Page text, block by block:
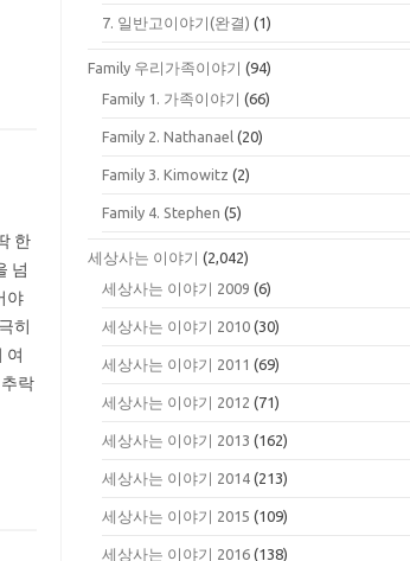
한
넘
야
히
여
락
7. 일반고이야기(완결) (1)
Family 우리가족이야기 (94)
Family 1. 가족이야기 (66)
Family 2. Nathanael (20)
Family 3. Kimowitz (2)
Family 4. Stephen (5)
세상사는 이야기 (2,042)
세상사는 이야기 2009 (6)
세상사는 이야기 2010 (30)
세상사는 이야기 2011 (69)
세상사는 이야기 2012 (71)
세상사는 이야기 2013 (162)
세상사는 이야기 2014 (213)
세상사는 이야기 2015 (109)
세상사는 이야기 2016 (138)